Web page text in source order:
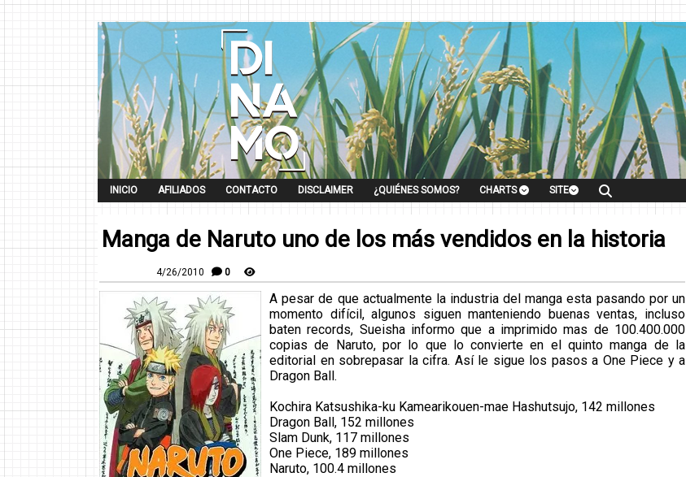
INICIO AFILIADOS CONTACTO DISCLAIMER ¿QUIÉNES SOMOS? CHARTS SITE
Manga de Naruto uno de los más vendidos en la historia
4/26/2010 0
A pesar de que actualmente la industria del manga esta pasando por un
momento difícil, algunos siguen manteniendo buenas ventas, incluso
baten records, Sueisha informo que a imprimido mas de 100.400.000
copias de Naruto, por lo que lo convierte en el quinto manga de la
editorial en sobrepasar la cifra. Así le sigue los pasos a One Piece y a
Dragon Ball.
Kochira Katsushika-ku Kamearikouen-mae Hashutsujo, 142 millones
Dragon Ball, 152 millones
Slam Dunk, 117 millones
One Piece, 189 millones
Naruto, 100.4 millones